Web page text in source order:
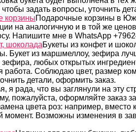
задать вопросы, уточнить
корзиныПодарочные корзины в
на аналогичную и в той же
Напишите мне в WhatsApp
шоколадаБукеты из конфет и
Букет из маршмеллоу, зефира
любых открытых
Соблюдаю цвет, размер
детали, оформить заказ.
я рада, что вы заглянули на эту
пожалуйста, оформляйте заказ
цвета роз: например,
момент. Возможны изменения в